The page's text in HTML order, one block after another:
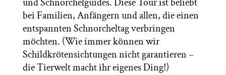
und Schnorchelguides. Diese Tour ist beliebt
bei Familien, Anfängern und allen, die einen
entspannten Schnorcheltag verbringen
möchten. (Wie immer können wir
Schildkrötensichtungen nicht garantieren –
die Tierwelt macht ihr eigenes Ding!)